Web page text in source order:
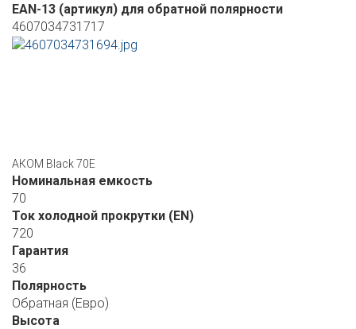
EAN-13 (артикул) для обратной полярности
4607034731717
АКОМ Black 70E
Номинальная емкость
70
Ток холодной прокрутки (EN)
720
Гарантия
36
Полярность
Обратная (Евро)
Высота